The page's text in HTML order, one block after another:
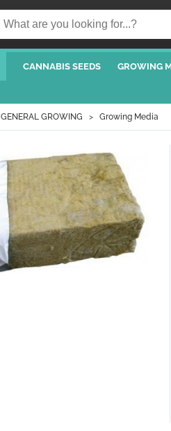
CANNABIS SEEDS GROWING
GENERAL GROWING Growing Media